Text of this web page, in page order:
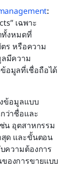
:
เฉพาะ
ทั้งหมดที่
ร หรือความ
มีความ
อมูลที่เชื่อถือได้
ข้อมูลแบบ
ว่าชื่อและ
น อุตสาหกรรม
ด และขั้นตอน
ความต้องการ
องการขายแบบ